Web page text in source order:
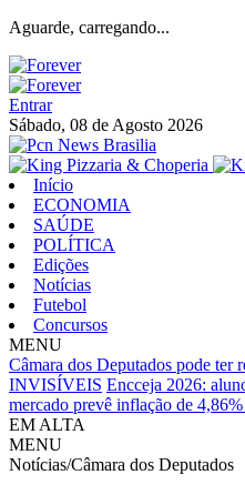
Aguarde, carregando...
Entrar
Sábado, 08 de Agosto 2026
Início
ECONOMIA
SAÚDE
POLÍTICA
Edições
Notícias
Futebol
Concursos
MENU
Câmara dos Deputados pode ter
INVISÍVEIS Encceja 2026:
mercado prevê inflação de
EM ALTA
MENU
Notícias/Câmara dos Deputados